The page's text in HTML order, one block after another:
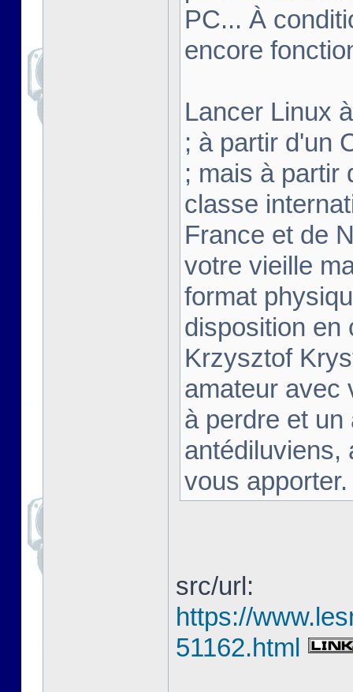
PC... À
encore
Lancer Linux
; à partir d'un
; mais à partir
classe
France et de
votre vieille
format
disposition en
Krzysztof
amateur avec
à perdre et
antédiluviens,
vous
src/url:
https://
51162.html